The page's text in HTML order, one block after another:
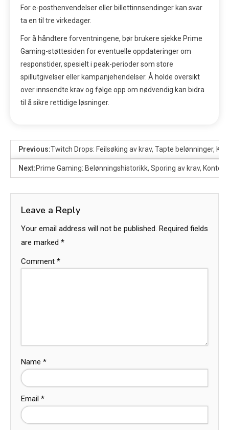
For e-posthenvendelser eller billettinnsendinger kan svar
ta en til tre virkedager.
For å håndtere forventningene, bør brukere sjekke Prime
Gaming-støttesiden for eventuelle oppdateringer om
responstider, spesielt i peak-perioder som store
spillutgivelser eller kampanjehendelser. Å holde oversikt
over innsendte krav og følge opp om nødvendig kan bidra
til å sikre rettidige løsninger.
Previous:Twitch Drops: Feilsøking av krav, Tapte belønninger,
Next:Prime Gaming: Belønningshistorikk, Sporing av krav,
Leave a Reply
Your email address will not be published. Required fields
are marked *
Comment *
Name *
Email *